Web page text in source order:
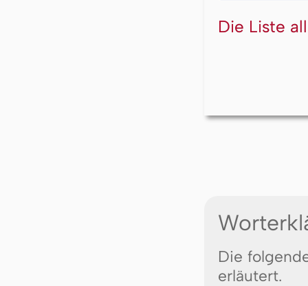
Die Liste
Die
erläutert.